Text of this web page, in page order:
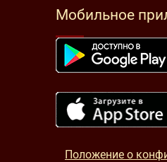
Мобильное
Положение о